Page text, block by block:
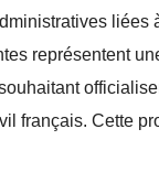
liées
représentent
français. Cette